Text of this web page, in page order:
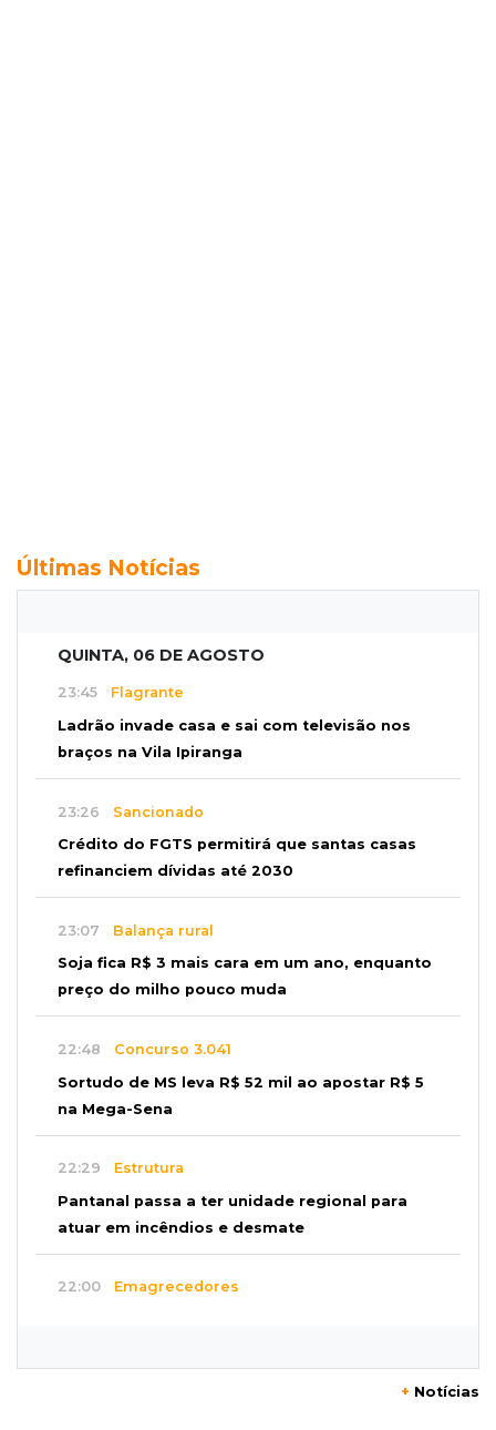
Últimas Notícias
QUINTA, 06 DE AGOSTO
23:45 Flagrante
Ladrão invade casa e sai com televisão nos
braços na Vila Ipiranga
23:26 Sancionado
Crédito do FGTS permitirá que santas casas
refinanciem dívidas até 2030
23:07 Balança rural
Soja fica R$ 3 mais cara em um ano, enquanto
preço do milho pouco muda
22:48 Concurso 3.041
Sortudo de MS leva R$ 52 mil ao apostar R$ 5
na Mega-Sena
22:29 Estrutura
Pantanal passa a ter unidade regional para
atuar em incêndios e desmate
22:00 Emagrecedores
+ Notícias